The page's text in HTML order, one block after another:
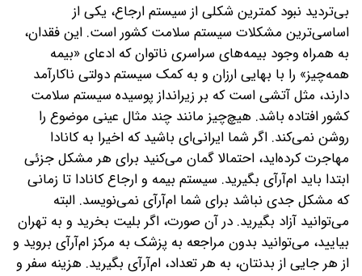
بی‌تردید نبود کمترین شکلی از سیستم ارجاع، یکی از
اساسی‌ترین مشکلات سیستم سلامت کشور است. این فقدان،
به همراه وجود بیمه‌های سراسری ناتوان که ادعای «بیمه
همه‌چیز» را با بهایی ارزان و به کمک سیستم دولتی ناکارآمد
دارند، مثل آتشی است که بر زیرانداز پوسیده سیستم سلامت
کشور افتاده باشد. هیچ‌چیز مانند چند مثال عینی موضوع را
روشن نمی‌کند. اگر شما ایرانی‌ای باشید که اخیرا به کانادا
مهاجرت کرده‌اید، احتمالا گمان می‌کنید برای هر مشکل جزئی
ابتدا باید ام‌آر‌آی بگیرید. سیستم بیمه و ارجاع کانادا تا زمانی
که مشکل جدی نباشد برای شما ام‌آر‌آی نمی‌نویسد. البته
می‌توانید آزاد بگیرید. در آن صورت، اگر بلیت بخرید و به تهران
بیایید، می‌توانید بدون مراجعه به پزشک به مرکز ام‌آر‌آی بروید و
از هر جایی از بدنتان، به هر تعداد، ام‌آر‌آی بگیرید. هزینه سفر و